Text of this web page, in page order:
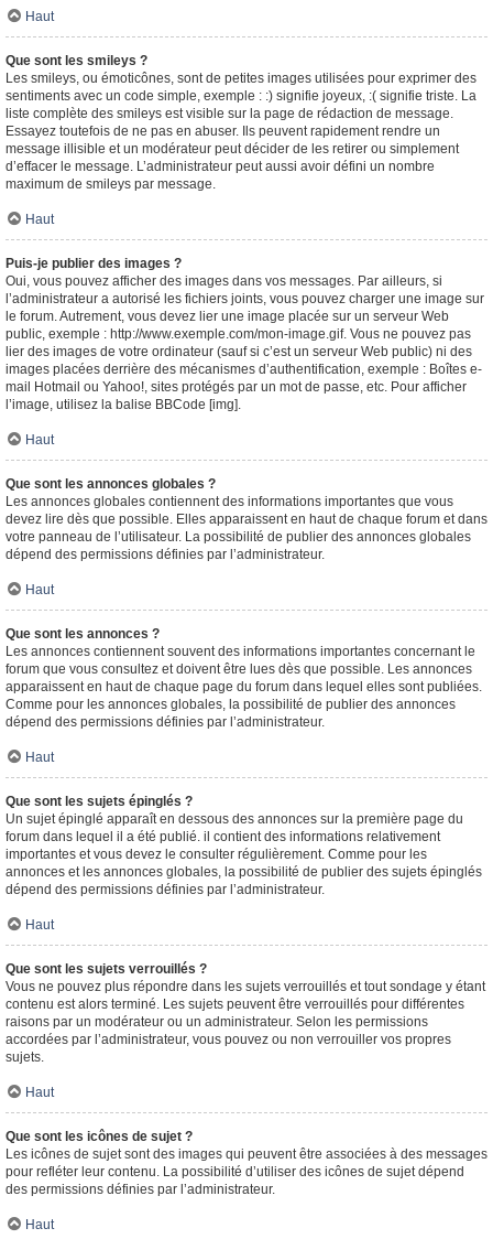
Haut
Que sont les smileys ?
Les smileys, ou émoticônes, sont de petites images utilisées pour exprimer des
sentiments avec un code simple, exemple : :) signifie joyeux, :( signifie triste. La
liste complète des smileys est visible sur la page de rédaction de message.
Essayez toutefois de ne pas en abuser. Ils peuvent rapidement rendre un
message illisible et un modérateur peut décider de les retirer ou simplement
d’effacer le message. L’administrateur peut aussi avoir défini un nombre
maximum de smileys par message.
Haut
Puis-je publier des images ?
Oui, vous pouvez afficher des images dans vos messages. Par ailleurs, si
l’administrateur a autorisé les fichiers joints, vous pouvez charger une image sur
le forum. Autrement, vous devez lier une image placée sur un serveur Web
public, exemple : http://www.exemple.com/mon-image.gif. Vous ne pouvez pas
lier des images de votre ordinateur (sauf si c’est un serveur Web public) ni des
images placées derrière des mécanismes d’authentification, exemple : Boîtes e-
mail Hotmail ou Yahoo!, sites protégés par un mot de passe, etc. Pour afficher
l’image, utilisez la balise BBCode [img].
Haut
Que sont les annonces globales ?
Les annonces globales contiennent des informations importantes que vous
devez lire dès que possible. Elles apparaissent en haut de chaque forum et dans
votre panneau de l’utilisateur. La possibilité de publier des annonces globales
dépend des permissions définies par l’administrateur.
Haut
Que sont les annonces ?
Les annonces contiennent souvent des informations importantes concernant le
forum que vous consultez et doivent être lues dès que possible. Les annonces
apparaissent en haut de chaque page du forum dans lequel elles sont publiées.
Comme pour les annonces globales, la possibilité de publier des annonces
dépend des permissions définies par l’administrateur.
Haut
Que sont les sujets épinglés ?
Un sujet épinglé apparaît en dessous des annonces sur la première page du
forum dans lequel il a été publié. il contient des informations relativement
importantes et vous devez le consulter régulièrement. Comme pour les
annonces et les annonces globales, la possibilité de publier des sujets épinglés
dépend des permissions définies par l’administrateur.
Haut
Que sont les sujets verrouillés ?
Vous ne pouvez plus répondre dans les sujets verrouillés et tout sondage y étant
contenu est alors terminé. Les sujets peuvent être verrouillés pour différentes
raisons par un modérateur ou un administrateur. Selon les permissions
accordées par l’administrateur, vous pouvez ou non verrouiller vos propres
sujets.
Haut
Que sont les icônes de sujet ?
Les icônes de sujet sont des images qui peuvent être associées à des messages
pour refléter leur contenu. La possibilité d’utiliser des icônes de sujet dépend
des permissions définies par l’administrateur.
Haut